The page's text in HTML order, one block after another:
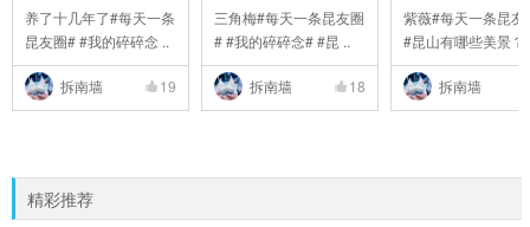
养了十几年了#每天一条
昆友圈# #我的碎碎念 ..
拆南墙 19
三角梅#每天一条昆友圈
# #我的碎碎念# #昆 ..
拆南墙 18
紫薇#每天一条昆友
#昆山有哪些美景？
拆南墙
精彩推荐